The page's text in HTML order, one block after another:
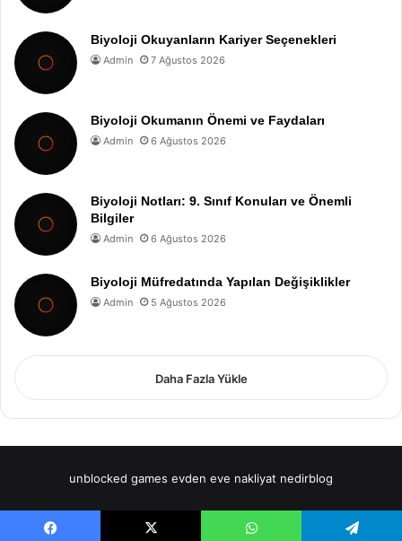
Biyoloji Okuyanların Kariyer Seçenekleri
Admin 7 Ağustos 2026
Biyoloji Okumanın Önemi ve Faydaları
Admin 6 Ağustos 2026
Biyoloji Notları: 9. Sınıf Konuları ve Önemli
Bilgiler
Admin 6 Ağustos 2026
Biyoloji Müfredatında Yapılan Değişiklikler
Admin 5 Ağustos 2026
Daha Fazla Yükle
unblocked games evden eve nakliyat nedirblog